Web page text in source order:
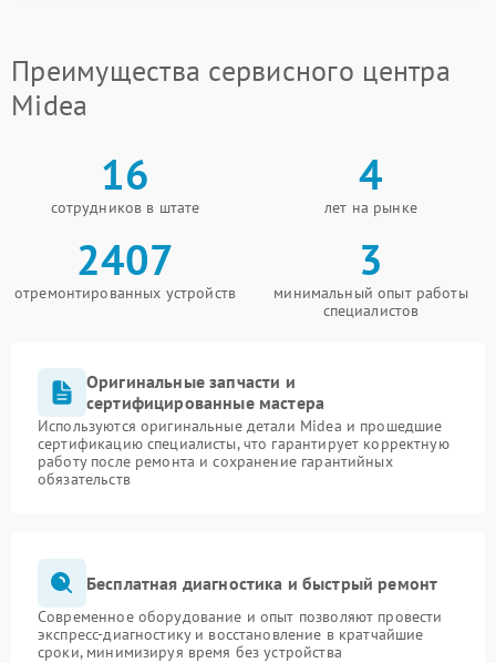
Преимущества сервисного центра
Midea
16
сотрудников в штате
4
лет на рынке
2407
отремонтированных устройств
3
минимальный опыт работы
специалистов
Оригинальные запчасти и
сертифицированные мастера
Используются оригинальные детали Midea и прошедшие
сертификацию специалисты, что гарантирует корректную
работу после ремонта и сохранение гарантийных
обязательств
Бесплатная диагностика и быстрый ремонт
Современное оборудование и опыт позволяют провести
экспресс-диагностику и восстановление в кратчайшие
сроки, минимизируя время без устройства